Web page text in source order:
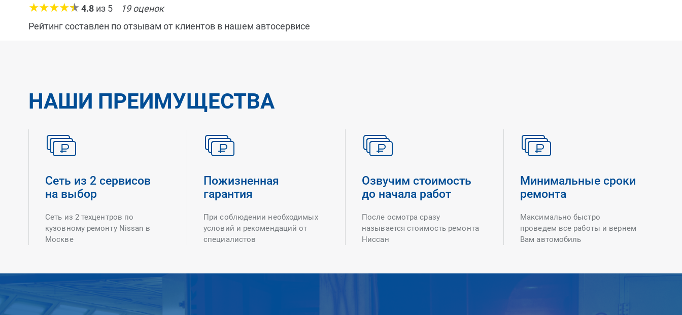
4.8 из 5 19оценок
Рейтинг составлен по отзывам от клиентов в нашем автосервисе
НАШИ ПРЕИМУЩЕСТВА
Сеть из 2 сервисов
на выбор
Сеть из 2 техцентров по
кузовному ремонту Nissan в
Москве
Пожизненная
гарантия
При соблюдении необходимых
условий и рекомендаций от
специалистов
Озвучим стоимость
до начала работ
После осмотра сразу
называется стоимость ремонта
Ниссан
Минимальные сроки
ремонта
Максимально быстро
проведем все работы и вернем
Вам автомобиль